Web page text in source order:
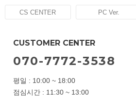
CS CENTER PC Ver.
CUSTOMER CENTER
070-7772-3538
평일 : 10:00 ~ 18:00
점심시간 : 11:30 ~ 13:00